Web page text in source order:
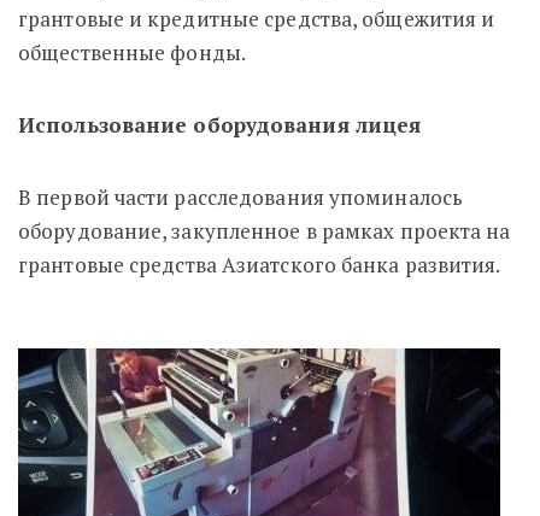
грантовые и кредитные средства, общежития и
общественные фонды.
Использование оборудования лицея
В первой части расследования упоминалось
оборудование, закупленное в рамках проекта на
грантовые средства Азиатского банка развития.